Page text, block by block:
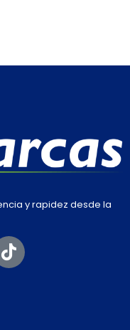
y rapidez desde la